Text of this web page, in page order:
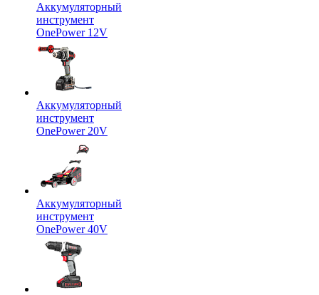
Аккумуляторный
инструмент
OnePower 12V
Аккумуляторный
инструмент
OnePower 20V
Аккумуляторный
инструмент
OnePower 40V